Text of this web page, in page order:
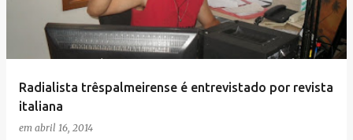
Radialista trêspalmeirense é entrevistado por revista
italiana
em abril 16, 2014